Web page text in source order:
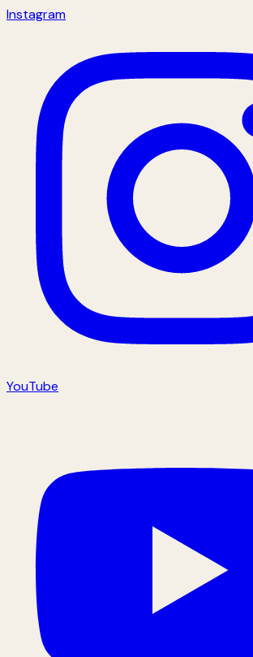
Instagram
YouTube